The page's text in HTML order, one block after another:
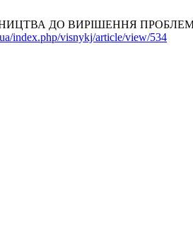
ДО ВИРІШЕННЯ
index.php/visnykj/article/view/534